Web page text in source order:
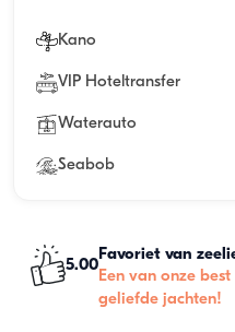
Kano
VIP Hoteltransfer
Waterauto
Seabob
5.00
Favoriet van
Een van onze
geliefde jachten!